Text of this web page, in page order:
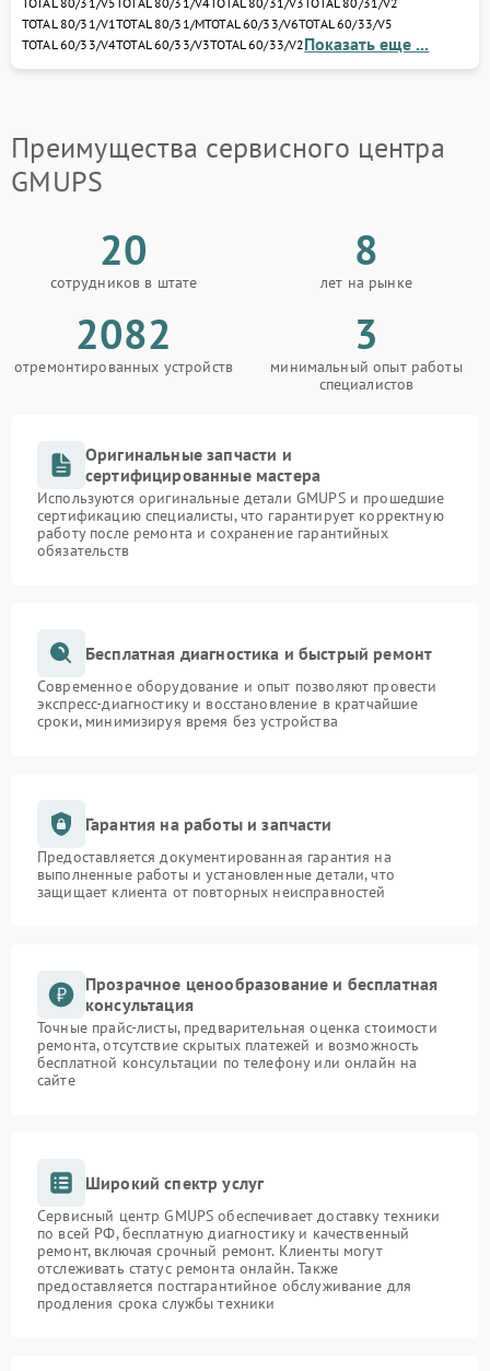
диагностику, устраним неисправности и
восстановим ваш ИБП или стабилизатор с
гарантией качества.
TOTAL 80/31/V1TOTAL 80/31/MTOTAL 60/33/V6TOTAL 60/33/V5
TOTAL 60/33/V4TOTAL 60/33/V3TOTAL 60/33/V2Показать еще ...
Преимущества сервисного центра
GMUPS
20
сотрудников в штате
8
лет на рынке
2082
отремонтированных устройств
3
минимальный опыт работы
специалистов
Оригинальные запчасти и
сертифицированные мастера
Используются оригинальные детали GMUPS и прошедшие
сертификацию специалисты, что гарантирует корректную
работу после ремонта и сохранение гарантийных
обязательств
Бесплатная диагностика и быстрый ремонт
Современное оборудование и опыт позволяют провести
экспресс-диагностику и восстановление в кратчайшие
сроки, минимизируя время без устройства
Гарантия на работы и запчасти
Предоставляется документированная гарантия на
выполненные работы и установленные детали, что
защищает клиента от повторных неисправностей
Прозрачное ценообразование и бесплатная
консультация
Точные прайс-листы, предварительная оценка стоимости
ремонта, отсутствие скрытых платежей и возможность
бесплатной консультации по телефону или онлайн на
сайте
Широкий спектр услуг
Сервисный центр GMUPS обеспечивает доставку техники
по всей РФ, бесплатную диагностику и качественный
ремонт, включая срочный ремонт. Клиенты могут
отслеживать статус ремонта онлайн. Также
предоставляется постгарантийное обслуживание для
продления срока службы техники